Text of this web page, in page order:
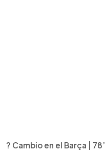
? Cambio en el Barça | 78’